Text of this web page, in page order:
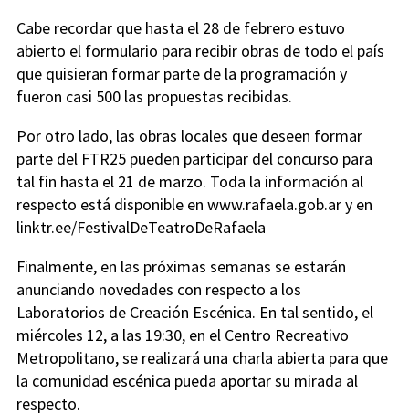
Cabe recordar que hasta el 28 de febrero estuvo
abierto el formulario para recibir obras de todo el país
que quisieran formar parte de la programación y
fueron casi 500 las propuestas recibidas.
Por otro lado, las obras locales que deseen formar
parte del FTR25 pueden participar del concurso para
tal fin hasta el 21 de marzo. Toda la información al
respecto está disponible en www.rafaela.gob.ar y en
linktr.ee/FestivalDeTeatroDeRafaela
Finalmente, en las próximas semanas se estarán
anunciando novedades con respecto a los
Laboratorios de Creación Escénica. En tal sentido, el
miércoles 12, a las 19:30, en el Centro Recreativo
Metropolitano, se realizará una charla abierta para que
la comunidad escénica pueda aportar su mirada al
respecto.